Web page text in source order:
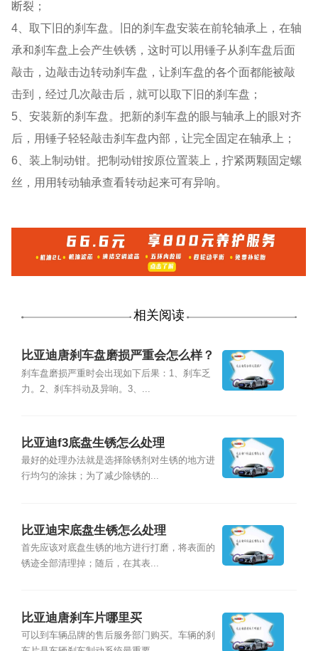
断裂；
4、取下旧的刹车盘。旧的刹车盘安装在前轮轴承上，在轴
承和刹车盘上会产生铁锈，这时可以用锤子从刹车盘后面
敲击，边敲击边转动刹车盘，让刹车盘的各个面都能被敲
击到，经过几次敲击后，就可以取下旧的刹车盘；
5、安装新的刹车盘。把新的刹车盘的眼与轴承上的眼对齐
后，用锤子轻轻敲击刹车盘内部，让完全固定在轴承上；
6、装上制动钳。把制动钳按原位置装上，拧紧两颗固定螺
丝，用用转动轴承查看转动起来可有异响。
相关阅读
比亚迪唐刹车盘磨损严重会怎么样？
刹车盘磨损严重时会出现如下后果：1、刹车乏
力。2、刹车抖动及异响。3、...
比亚迪f3底盘生锈怎么处理
最好的处理办法就是选择除锈剂对生锈的地方进
行均匀的涂抹；为了减少除锈的...
比亚迪宋底盘生锈怎么处理
首先应该对底盘生锈的地方进行打磨，将表面的
锈迹全部清理掉；随后，在其表...
比亚迪唐刹车片哪里买
可以到车辆品牌的售后服务部门购买。车辆的刹